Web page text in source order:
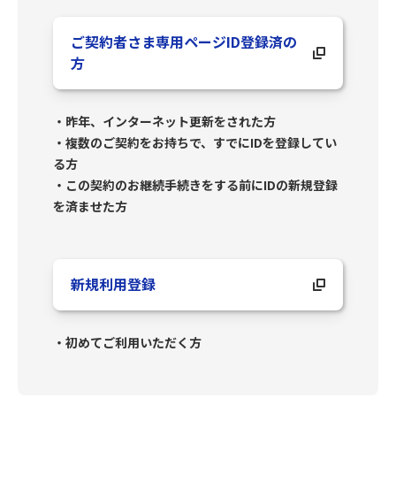
ご契約者さま専用ページID登録済の
方
・昨年、インターネット更新をされた方
・複数のご契約をお持ちで、すでにIDを登録してい
る方
・この契約のお継続手続きをする前にIDの新規登録
を済ませた方
新規利用登録
・初めてご利用いただく方